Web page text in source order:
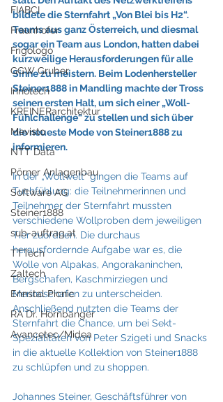
FIABCI
Fraunhofer
Frigologo
GGW Gruber
Innotech
KREINERarchitektur
Mevisto
NTT Data
Pörner Anlagenbau
Software AG
Steiner1888
sub-auftrag.at
TTTech
Zaltech
Ennstal Picnic
RA Dr. Hornbanger
Avancetec/Midea
bildete die Sternfahrt „Von Blei bis H2“.
Teams aus ganz Österreich, und diesmal
sogar ein Team aus London, hatten dabei
kurzweilige Herausforderungen für alle
Sinne zu meistern. Beim Lodenhersteller
Steiner1888 in Mandling machte der Tross
seinen ersten Halt, um sich einer „Woll-
Fühlchallenge“ zu stellen und sich über
die neueste Mode von Steiner1888 zu
informieren.
In der „Wollwelt“ gingen die Teams auf
Tuchfühlung: die Teilnehmerinnen und
Teilnehmer der Sternfahrt mussten
verschiedene Wollproben dem jeweiligen
Tier zuordnen. Die durchaus
herausfordernde Aufgabe war es, die
Wolle von Alpakas, Angorakaninchen,
Bergschafen, Kaschmirziegen und
Merinoschafen zu unterscheiden.
Anschließend nutzten die Teams der
Sternfahrt die Chance, um bei Sekt-
Spezialitäten von Peter Szigeti und Snacks
in die aktuelle Kollektion von Steiner1888
zu schlüpfen und zu shoppen.
Johannes Steiner, Geschäftsführer von